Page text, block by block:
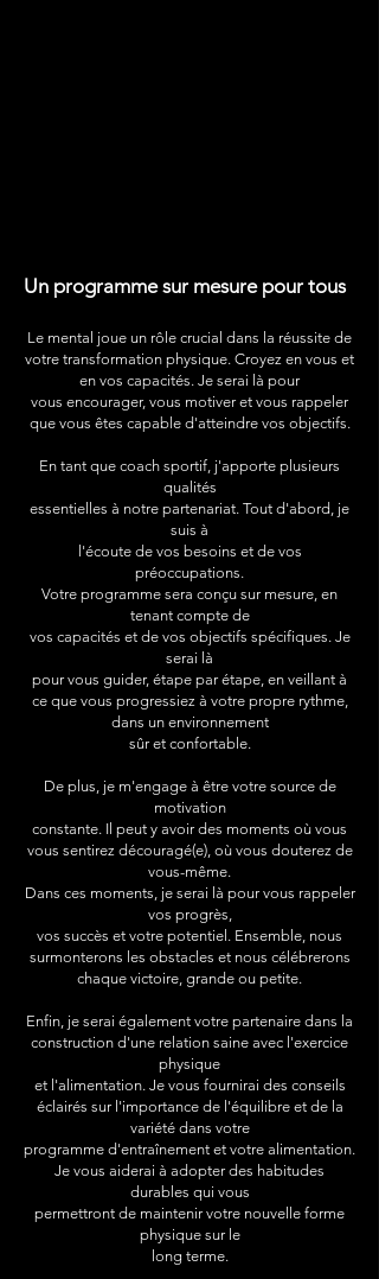
Un programme sur mesure pour tous
Le mental joue un rôle crucial dans la réussite de
votre transformation physique. Croyez en vous et
en vos capacités. Je serai là pour
vous encourager, vous motiveret vous rappeler
que vous êtes capable d'atteindre vos objectifs.
En tant que coach sportif, j'apporte plusieurs
qualités
essentielles à notre partenariat. Tout d'abord, je
suis à
l'écoute de vos besoins et de vos
préoccupations.
Votre programme sera conçu sur mesure, en
tenant compte de
vos capacités et de vos objectifs spécifiques. Je
serai là
pour vous guider, étape par étape, en veillant à
ce que vous progressiez à votre propre rythme,
dans un environnement
sûr et confortable.
De plus, je m'engage à être votre source de
motivation
constante. Il peut y avoir des moments où vous
vous sentirez découragé(e), où vous douterez de
vous-même.
Dans ces moments, je serai là pour vous rappeler
vos progrès,
vos succès et votre potentiel. Ensemble, nous
surmonterons les obstacles et nous célébrerons
chaque victoire, grande ou petite.
Enfin, je serai également votre partenaire dans la
construction d'une relation saine avec l'exercice
physique
et l'alimentation. Je vous fournirai des conseils
éclairés sur l'importance de l'équilibre et de la
variété dans votre
programme d'entraînement et votre alimentation.
Je vous aiderai à adopter des habitudes
durables qui vous
permettront de maintenir votre nouvelle forme
physique sur le
long terme.